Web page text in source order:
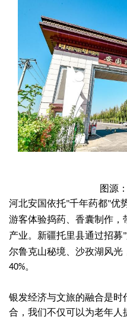
图源
河北安国依托"千年药都"优
游客体验捣药、香囊制作，
产业。新疆托里县通过招募"
尔鲁克山秘境、沙孜湖风光
40%。
银发经济与文旅的融合是时
合，我们不仅可以为老年